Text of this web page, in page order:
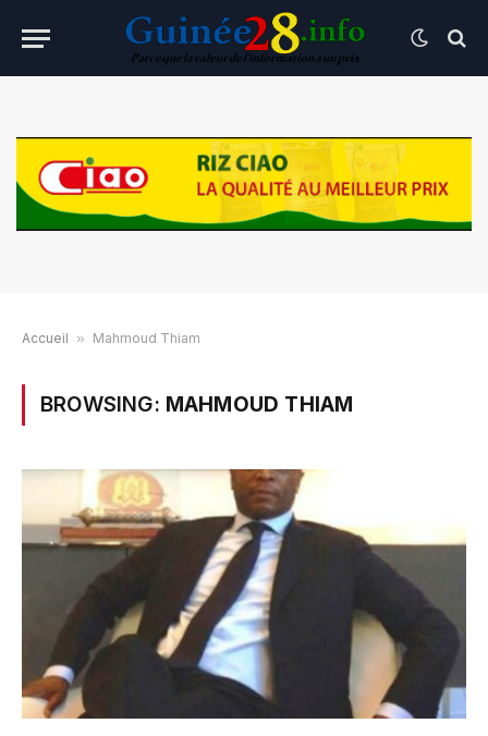
Accueil » Mahmoud Thiam
BROWSING: MAHMOUD THIAM